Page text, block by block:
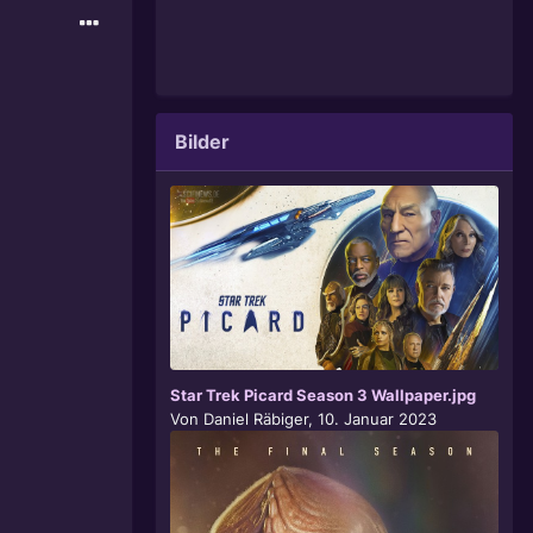
Bilder
Star Trek Picard Season 3 Wallpaper.jpg
Von Daniel Räbiger, 10. Januar 2023